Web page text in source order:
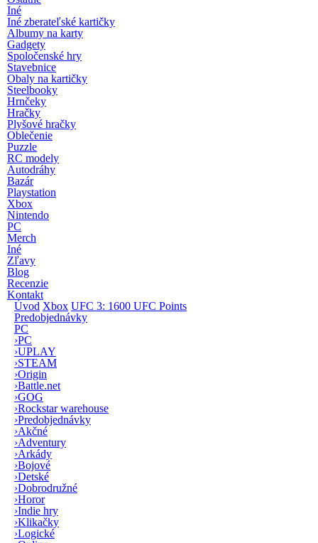
Iné
Iné zberateľské kartičky
Albumy na karty
Gadgety
Spoločenské hry
Stavebnice
Obaly na kartičky
Steelbooky
Hrnčeky
Hračky
Plyšové hračky
Oblečenie
Puzzle
RC modely
Autodráhy
Bazár
Playstation
Xbox
Nintendo
PC
Merch
Iné
Zľavy
Blog
Recenzie
Kontakt
Úvod Xbox UFC 3: 1600 UFC Points
Predobjednávky
PC
›PC
›UPLAY
›STEAM
›Origin
›Battle.net
›GOG
›Rockstar warehouse
›Predobjednávky
›Akčné
›Adventury
›Arkády
›Bojové
›Detské
›Dobrodružné
›Horor
›Indie hry
›Klikačky
›Logické